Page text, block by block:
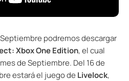
podremos descargar
Xbox One Edition, el cual
de Septiembre. Del 16 de
estará el juego de Livelock,